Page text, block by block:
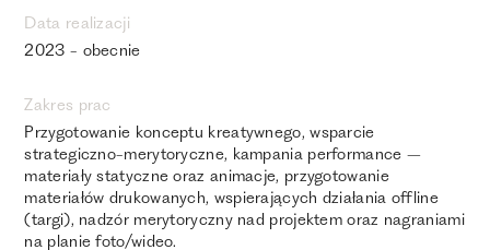
Data realizacji
2023 - obecnie
Zakres prac
Przygotowanie konceptu kreatywnego, wsparcie
strategiczno-merytoryczne, kampania performance –
materiały statyczne oraz animacje, przygotowanie
materiałów drukowanych, wspierających działania offline
(targi), nadzór merytoryczny nad projektem oraz nagraniami
na planie foto/wideo.